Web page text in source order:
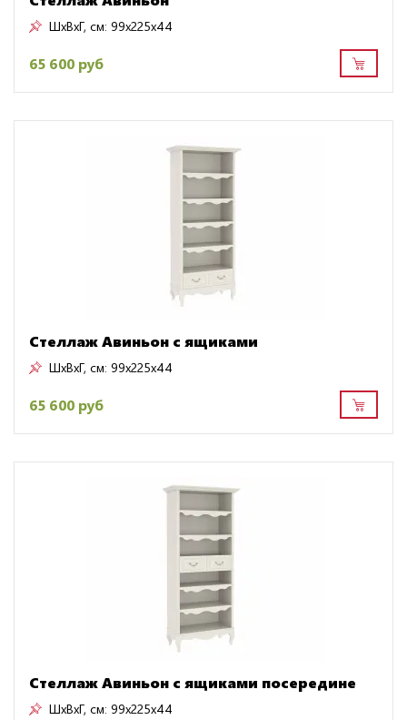
ШxВxГ, см: 99x225x44
65 600 руб
Стеллаж Авиньон с ящиками
ШxВxГ, см: 99x225x44
65 600 руб
Стеллаж Авиньон с ящиками посередине
ШxВxГ, см: 99x225x44